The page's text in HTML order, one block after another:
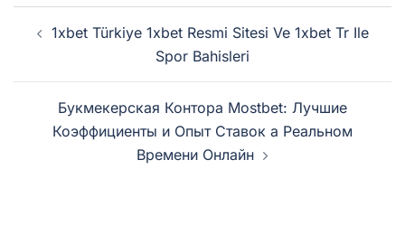
de
1xbet Türkiye 1xbet Resmi Sitesi Ve 1xbet Tr Ile
Spor Bahisleri
Букмекерская Контора Mostbet: Лучшие
Коэффициенты и Опыт Ставок а Реальном
Времени Онлайн